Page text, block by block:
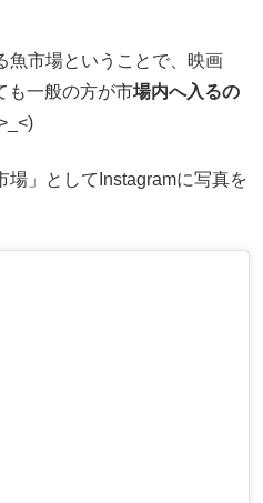
魚市場ということで、映画
も一般の方が市場内へ入るの
場」としてInstagramに写真を